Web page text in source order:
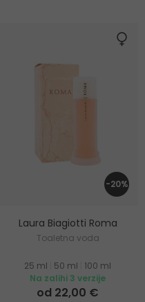
-20%
Laura Biagiotti Roma
Toaletna voda
25 ml 50 ml
100 ml
Na zalihi 3 verzije
od 22,00 €